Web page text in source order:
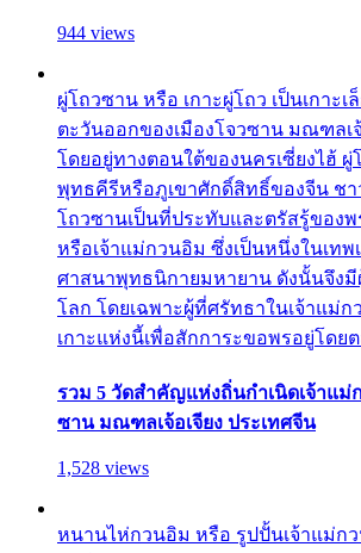
944 views
ผู่โถวซาน หรือ เกาะผู่โถว เป็นเกาะ
ตะวันออกของเมืองโจวซาน มณฑลเ
โดยอยู่ทางตอนใต้ของนครเซี่ยงไฮ้ ผู่
พุทธคีรีหรือภูเขาศักดิ์สิทธิ์ของจีน ช
โถวซานเป็นที่ประทับและตรัสรู้ของ
หรือเจ้าแม่กวนอิม ซึ่งเป็นหนึ่งในเท
ศาสนาพุทธนิกายมหายาน ดังนั้นจึง
โลก โดยเฉพาะผู้ที่ศรัทธาในเจ้าแม่
เกาะแห่งนี้เพื่อสักการะขอพรอยู่โดย
รวม 5 วัดสำคัญแห่งถิ่นกำเนิดเจ้าแม่
ซาน มณฑลเจ้อเจียง ประเทศจีน
1,528 views
หนานไห่กวนอิม หรือ รูปปั้นเจ้าแม่กว